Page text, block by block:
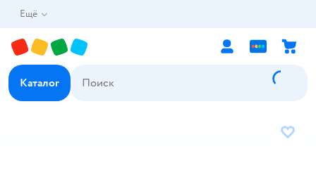
Ещё
Каталог
В